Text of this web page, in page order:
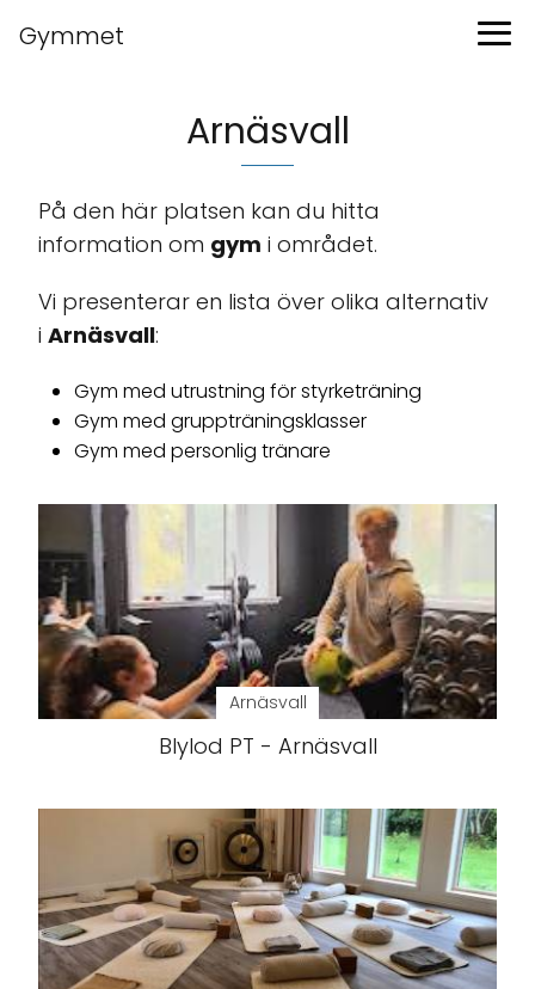
Gymmet
Arnäsvall
På den här platsen kan du hitta
information om gym i området.
Vi presenterar en lista över olika alternativ
i Arnäsvall:
Gym med utrustning för styrketräning
Gym med gruppträningsklasser
Gym med personlig tränare
Arnäsvall
Blylod PT - Arnäsvall